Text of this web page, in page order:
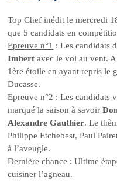
Top Chef inédit le mercredi
que 5 candidats en
Epreuve n°1 : Les candidats
Imbertavec le vol au vent.
1ère étoile en ayant repris le
Ducasse.
Epreuve n°2 : Les candidats
marqué la saison à savoir
Alexandre Gauthier. Le
Philippe Etchebest, Paul
à l’aveugle.
Dernière chance : Ultime
cuisiner l’agneau.